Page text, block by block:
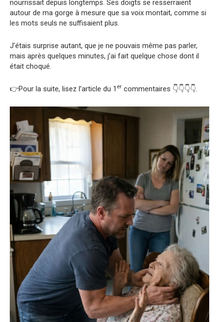
nourrissait depuis longtemps. Ses doigts se resserraient
autour de ma gorge à mesure que sa voix montait, comme si
les mots seuls ne suffisaient plus.
J’étais surprise autant, que je ne pouvais même pas parler,
mais après quelques minutes, j’ai fait quelque chose dont il
était choqué.
👉Pour la suite, lisez l’article du 1 er commentaires 👇👇👇👇.